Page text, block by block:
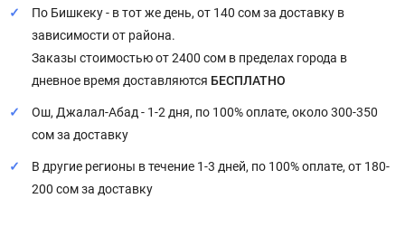
По Бишкеку - в тот же день, от 140 сом за доставку в
зависимости от района.
Заказы стоимостью от 2400 сом в пределах города в
дневное время доставляются БЕСПЛАТНО
Ош, Джалал-Абад - 1-2 дня, по 100% оплате, около 300-350
сом за доставку
В другие регионы в течение 1-3 дней, по 100% оплате, от 180-
200 сом за доставку